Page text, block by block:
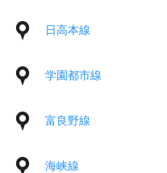
日高本線
学園都市線
富良野線
海峡線